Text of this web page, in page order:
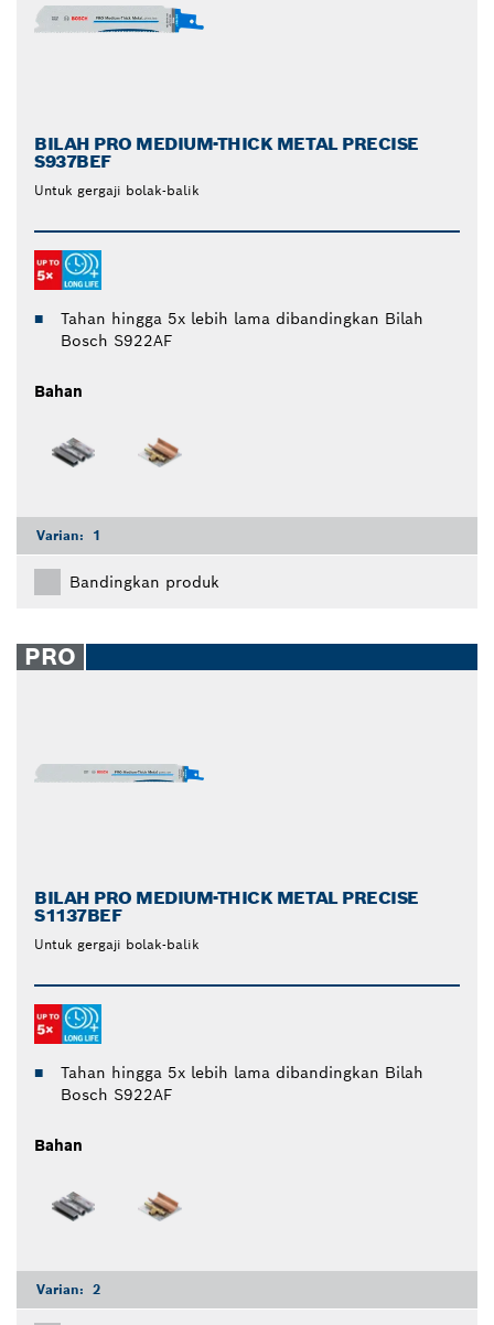
BILAH PRO MEDIUM-THICK METAL PRECISE
S937BEF
Untuk gergaji bolak-balik
Tahan hingga 5x lebih lama dibandingkan Bilah
Bosch S922AF
Bahan
Varian: 1
Bandingkan produk
PRO
BILAH PRO MEDIUM-THICK METAL PRECISE
S1137BEF
Untuk gergaji bolak-balik
Tahan hingga 5x lebih lama dibandingkan Bilah
Bosch S922AF
Bahan
Varian: 2